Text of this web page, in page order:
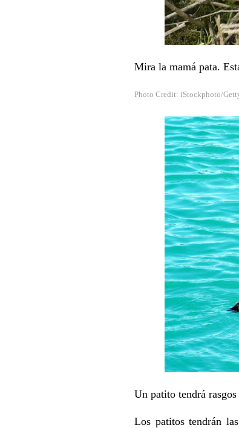
Mira la mamá pata.
Photo Credit: iStockphoto/
Un patito tendrá
Los patitos tendrán